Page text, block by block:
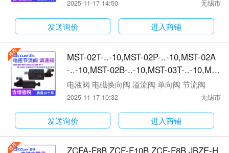
阀
2025-11-17 14:50 无锡市
发送询价 进入商铺
MST-02T-..-10,MST-02P-..-10,MST-02A
-..-10,MST-02B-..-10,MST-03T-..-10,MS
T-03P-..-10,MST-03A-..-10,MST-03B-..-1
0,MSF-02T-NO-..-10,MSF-02P-NO-..-1
0,MSF-03T-NO-..-10,MSF-03P-NO-..-1
0,MSF-03A-NO-..-10,MSF-03B-NO-..-10
节流阀
电液阀 电磁换向阀 溢流阀 单向阀 节流阀
2025-11-17 10:32 无锡市
发送询价 进入商铺